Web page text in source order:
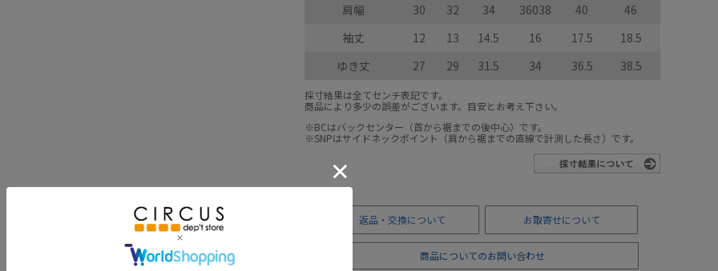
肩幅
30 32 34 36038 40
46
袖丈
12 13 14.5 16 17.5
18.5
ゆき丈
27 29 31.5 34 36.5 38.5
採寸結果は全てセンチ表記です。
商品により多少の誤差がございます。目安とお考え下さい。
※BCはバックセンター（首から裾までの後中心）です。
※SNPはサイドネックポイント（肩から裾までの直線で計測した長さ）です。
返品・交換について お取寄せについて
商品についてのお問い合わせ